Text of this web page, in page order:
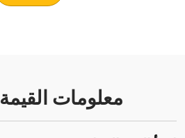
معلومات القيمة